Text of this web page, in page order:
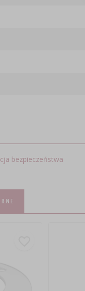
bezpieczeństwa